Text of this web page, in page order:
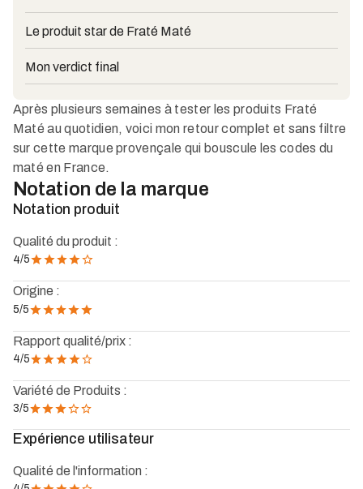
Le produit star de Fraté Maté
Mon verdict final
Après plusieurs semaines à tester les produits Fraté
Maté au quotidien, voici mon retour complet et sans filtre
sur cette marque provençale qui bouscule les codes du
maté en France.
Notation de la marque
Notation produit
Qualité du produit :
4/5
Origine :
5/5
Rapport qualité/prix :
4/5
Variété de Produits :
3/5
Expérience utilisateur
Qualité de l'information :